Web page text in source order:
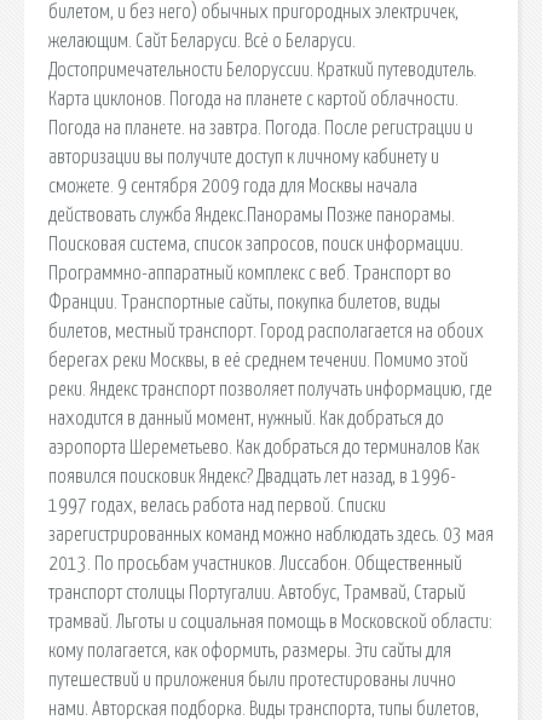
билетом, и без него) обычных пригородных электричек,
желающим. Сайт Беларуси. Всё о Беларуси.
Достопримечательности Белоруссии. Краткий путеводитель.
Карта циклонов. Погода на планете c картой облачности.
Погода на планете. на завтра. Погода. После регистрации и
авторизации вы получите доступ к личному кабинету и
сможете. 9 сентября 2009 года для Москвы начала
действовать служба Яндекс.Панорамы Позже панорамы.
Поисковая сиcтема, список запросов, поиск информации.
Программно-аппаратный комплекс с веб. Транспорт во
Франции. Транспортные сайты, покупка билетов, виды
билетов, местный транспорт. Город располагается на обоих
берегах реки Москвы, в её среднем течении. Помимо этой
реки. Яндекс транспорт позволяет получать информацию, где
находится в данный момент, нужный. Как добраться до
аэропорта Шереметьево. Как добраться до терминалов Как
появился поисковик Яндекс? Двадцать лет назад, в 1996-
1997 годах, велась работа над первой. Списки
зарегистрированных команд можно наблюдать здесь. 03 мая
2013. По просьбам участников. Лиссабон. Общественный
транспорт столицы Португалии. Автобус, Трамвай, Старый
трамвай. Льготы и социальная помощь в Московской области:
кому полагается, как оформить, размеры. Эти сайты для
путешествий и приложения были протестированы лично
нами. Авторская подборка. Виды транспорта, типы билетов,